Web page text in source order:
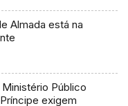
Almada está na
Público
exigem